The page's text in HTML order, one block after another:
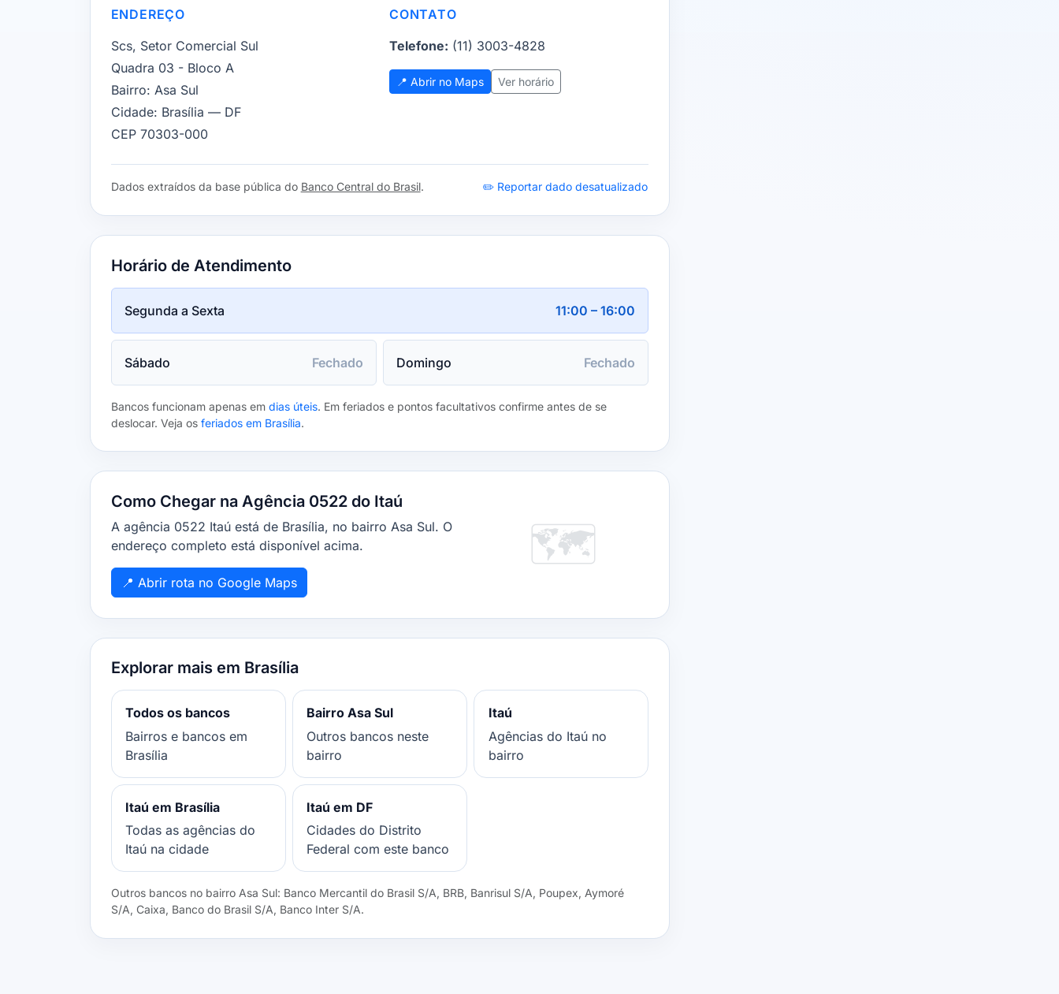
ENDEREÇO
Scs, Setor Comercial Sul
Quadra 03 - Bloco A
Bairro: Asa Sul
Cidade: Brasília — DF
CEP 70303-000
CONTATO
Telefone: (11) 3003-4828
📍 Abrir no Maps Ver horário
Dados extraídos da base pública do Banco Central do Brasil. ✏️ Reportar dado desatualizado
Horário de Atendimento
Segunda a Sexta 11:00 – 16:00
Sábado Fechado Domingo Fechado
Bancos funcionam apenas em dias úteis. Em feriados e pontos facultativos confirme antes de se
deslocar. Veja os feriados em Brasília.
Como Chegar na Agência 0522 do Itaú
A agência 0522 Itaú está de Brasília, no bairro Asa Sul. O
endereço completo está disponível acima.
📍 Abrir rota no Google Maps
🗺️
Explorar mais em Brasília
Todos os bancos
Bairros e bancos em
Brasília
Bairro Asa Sul
Outros bancos neste
bairro
Itaú
Agências do Itaú no
bairro
Itaú em Brasília
Todas as agências do
Itaú na cidade
Itaú em DF
Cidades do Distrito
Federal com este banco
Outros bancos no bairro Asa Sul: Banco Mercantil do Brasil S/A, BRB, Banrisul S/A, Poupex, Aymoré
S/A, Caixa, Banco do Brasil S/A, Banco Inter S/A.